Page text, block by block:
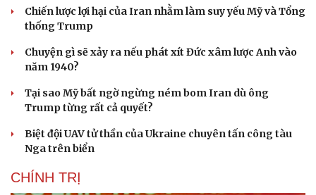
Chiến lược lợi hại của Iran nhằm làm suy yếu Mỹ và Tổng
thống Trump
Chuyện gì sẽ xảy ra nếu phát xít Đức xâm lược Anh vào
năm 1940?
Tại sao Mỹ bất ngờ ngừng ném bom Iran dù ông
Trump từng rất cả quyết?
Biệt đội UAV tử thần của Ukraine chuyên tấn công tàu
Nga trên biển
CHÍNH TRỊ